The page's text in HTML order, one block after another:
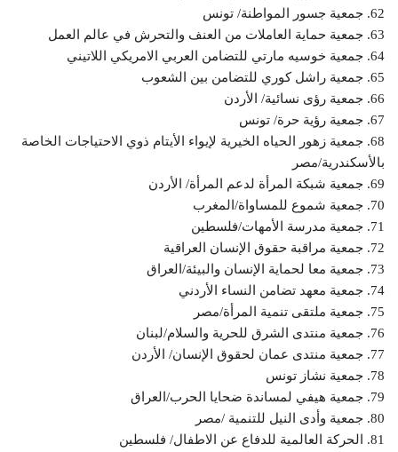
62. جمعية جسور المواطنة/ تونس
63. جمعية حماية العاملات من العنف والتحرش في عالم العمل
64. جمعية خوسيه مارتي للتضامن العربي الامريكي اللاتيني
65. جمعية راشل كوري للتضامن بين الشعوب
66. جمعية رؤى نسائية/ الأردن
67. جمعية رؤية حرة/ تونس
68. جمعية زهور الحياه الخيرية لإيواء الأيتام ذوي الاحتياجات الخاصة
بالأسكندرية/مصر
69. جمعية شبكة المرأة لدعم المرأة/ الأردن
70. جمعية شموع للمساواة/المغرب
71. جمعية مدرسة الأمهات/فلسطين
72. جمعية مراقبة حقوق الإنسان العراقية
73. جمعية معا لحماية الإنسان والبيئة/العراق
74. جمعية معهد تضامن النساء الأردني
75. جمعية ملتقى تنمية المرأة/مصر
76. جمعية منتدى الشرق للحرية والسلام/لبنان
77. جمعية منتدى عمان لحقوق الإنسان/ الأردن
78. جمعية نشاز تونس
79. جمعية هيفي لمساندة ضحايا الحرب/العراق
80. جمعية وأدى النيل للتنمية /مصر
81. الحركة العالمية للدفاع عن الاطفال/ فلسطين